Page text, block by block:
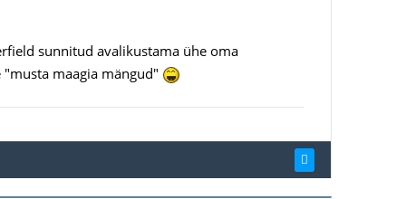
sunnitud avalikustama ühe oma
maagia mängud"